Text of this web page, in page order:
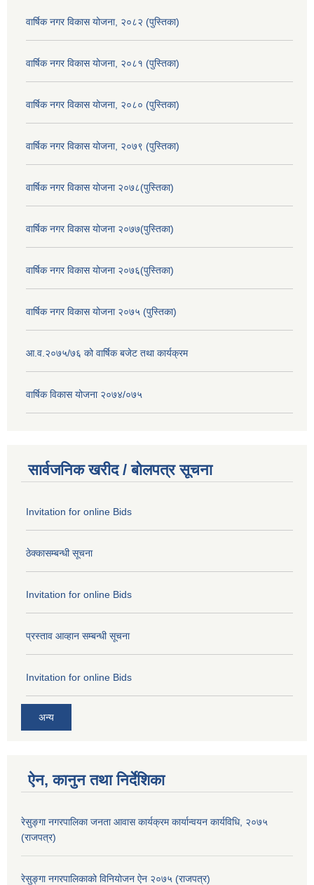
वार्षिक नगर विकास योजना, २०८२ (पुस्तिका)
वार्षिक नगर विकास योजना, २०८१ (पुस्तिका)
वार्षिक नगर विकास योजना, २०८० (पुस्तिका)
वार्षिक नगर विकास योजना, २०७९ (पुस्तिका)
वार्षिक नगर विकास योजना २०७८(पुस्तिका)
वार्षिक नगर विकास योजना २०७७(पुस्तिका)
वार्षिक नगर विकास योजना २०७६(पुस्तिका)
वार्षिक नगर विकास योजना २०७५ (पुस्तिका)
आ.व.२०७५/७६ को वार्षिक बजेट तथा कार्यक्रम
वार्षिक विकास योजना २०७४/०७५
सार्वजनिक खरीद / बोलपत्र सूचना
Invitation for online Bids
ठेक्कासम्बन्धी सूचना
Invitation for online Bids
प्रस्ताव आव्हान सम्बन्धी सूचना
Invitation for online Bids
अन्य
ऐन, कानुन तथा निर्देशिका
रेसुङ्गा नगरपालिका जनता आवास कार्यक्रम कार्यान्वयन कार्यविधि, २०७५
(राजपत्र)
रेसुङ्गा नगरपालिकाको विनियोजन ऐन २०७५ (राजपत्र)